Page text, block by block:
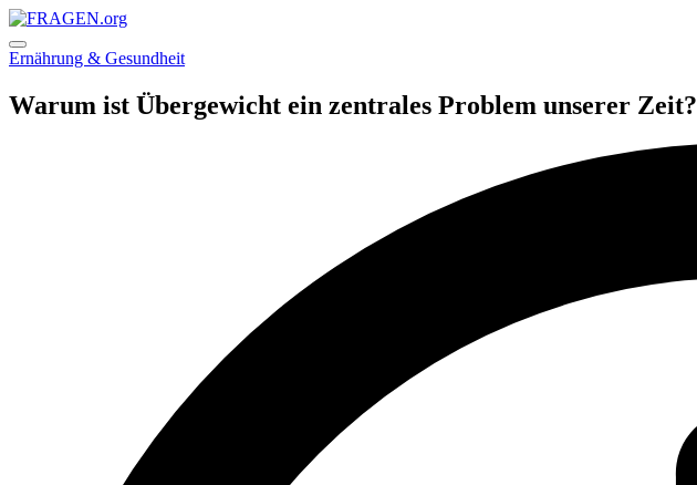
Skip
to
content
FRAGEN.org
Deutschsprachiges
Frage-
Portal
Posted
Ernährung & Gesundheit
Warum ist Übergewicht ein zentrales Problem unserer Zeit?